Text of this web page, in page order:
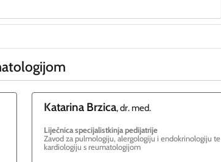
Katarina Brzica, dr. med.
Liječnica specijalistkinja pedijatrije
Zavod za pulmologiju, alergologiju i endokrinologiju te
kardiologiju s reumatologijom